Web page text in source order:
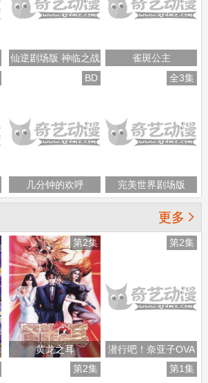
仙逆剧场版 神临之战
雀斑公主
BD
几分钟的欢呼
全3集
完美世界剧场版
更多
第2集
黄龙之耳
第2集
潜行吧！奈亚子OVA
第2集 第1集